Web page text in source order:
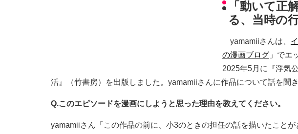
「動いて正
る、当時の
yamamiiさんは、
の漫画ブログ 」でエ
2025年5月に『浮気
活』（竹書房）を出版しました。yamamiiさんに作品について話を聞き
Q.このエピソードを漫画にしようと思った理由を教えてください。
yamamiiさん「この作品の前に、小3のときの担任の話を描いたこと